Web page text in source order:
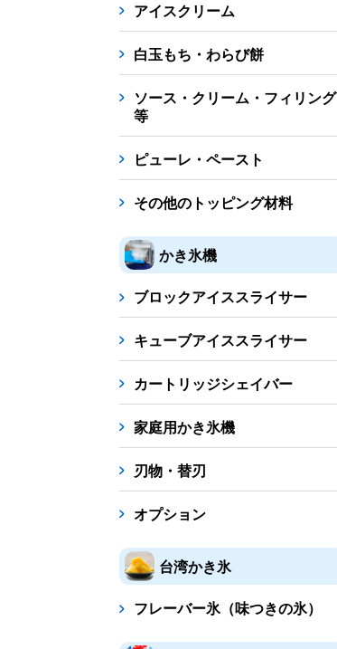
アイスクリーム
白玉もち・わらび餅
ソース・クリーム・フィリング
等
ピューレ・ペースト
その他のトッピング材料
かき氷機
ブロックアイススライサー
キューブアイススライサー
カートリッジシェイバー
家庭用かき氷機
刃物・替刃
オプション
台湾かき氷
フレーバー氷（味つきの氷）